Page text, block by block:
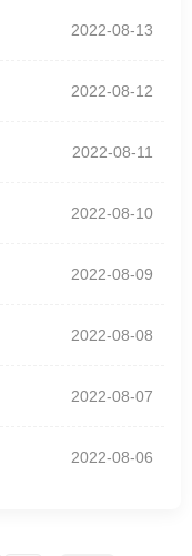
2022-08-13
2022-08-12
2022-08-11
2022-08-10
2022-08-09
2022-08-08
2022-08-07
2022-08-06